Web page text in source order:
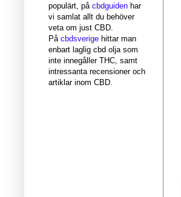
populärt, påcbdguiden har
vi samlat allt du behöver
veta om just CBD.
På cbdsverige hittar man
enbart laglig cbd olja som
inte innegåller THC, samt
intressanta recensioner och
artiklar inom CBD.